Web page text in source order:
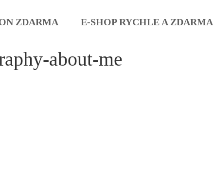
ZDARMA E-SHOP RYCHLE A ZDARMA
about-me